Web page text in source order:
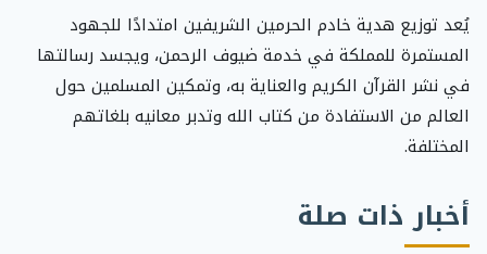
يُعد توزيع هدية خادم الحرمين الشريفين امتدادًا للجهود
المستمرة للمملكة في خدمة ضيوف الرحمن، ويجسد رسالتها
في نشر القرآن الكريم والعناية به، وتمكين المسلمين حول
العالم من الاستفادة من كتاب الله وتدبر معانيه بلغاتهم
المختلفة.
أخبار ذات صلة